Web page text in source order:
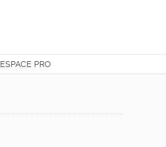
ESPACE PRO